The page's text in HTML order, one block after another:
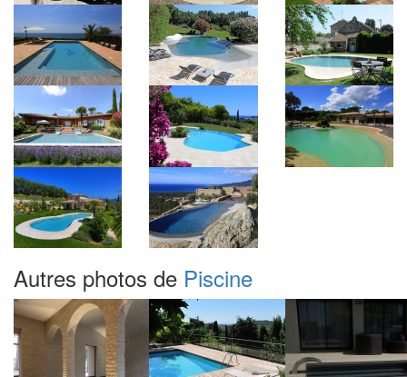
Autres photos de Piscine